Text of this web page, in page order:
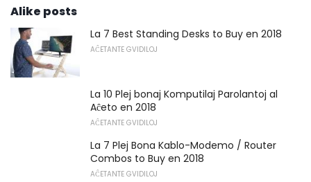
Alike posts
La 7 Best Standing Desks to Buy en 2018
AĈETANTE GVIDILOJ
La 10 Plej bonaj Komputilaj Parolantoj al
Aĉeto en 2018
AĈETANTE GVIDILOJ
La 7 Plej Bona Kablo-Modemo / Router
Combos to Buy en 2018
AĈETANTE GVIDILOJ